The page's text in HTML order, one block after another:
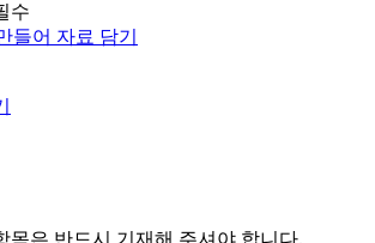
들어 자료 담기